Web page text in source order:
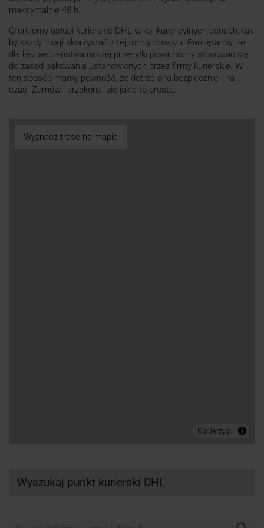
maksymalnie 48 h.
Oferujemy usługi kurierskie DHL w konkurencyjnych cenach, tak
by każdy mógł skorzystać z tej formy dowozu. Pamiętajmy, że
dla bezpieczeństwa naszej przesyłki powinniśmy stosować się
do zasad pakowania ustanowionych przez firmy kurierskie. W
ten sposób mamy pewność, że dotrze ona bezpiecznie i na
czas. Zamów i przekonaj się jakie to proste.
Wyznacz trase na mapie
Wyszukaj punkt kurierski DHL